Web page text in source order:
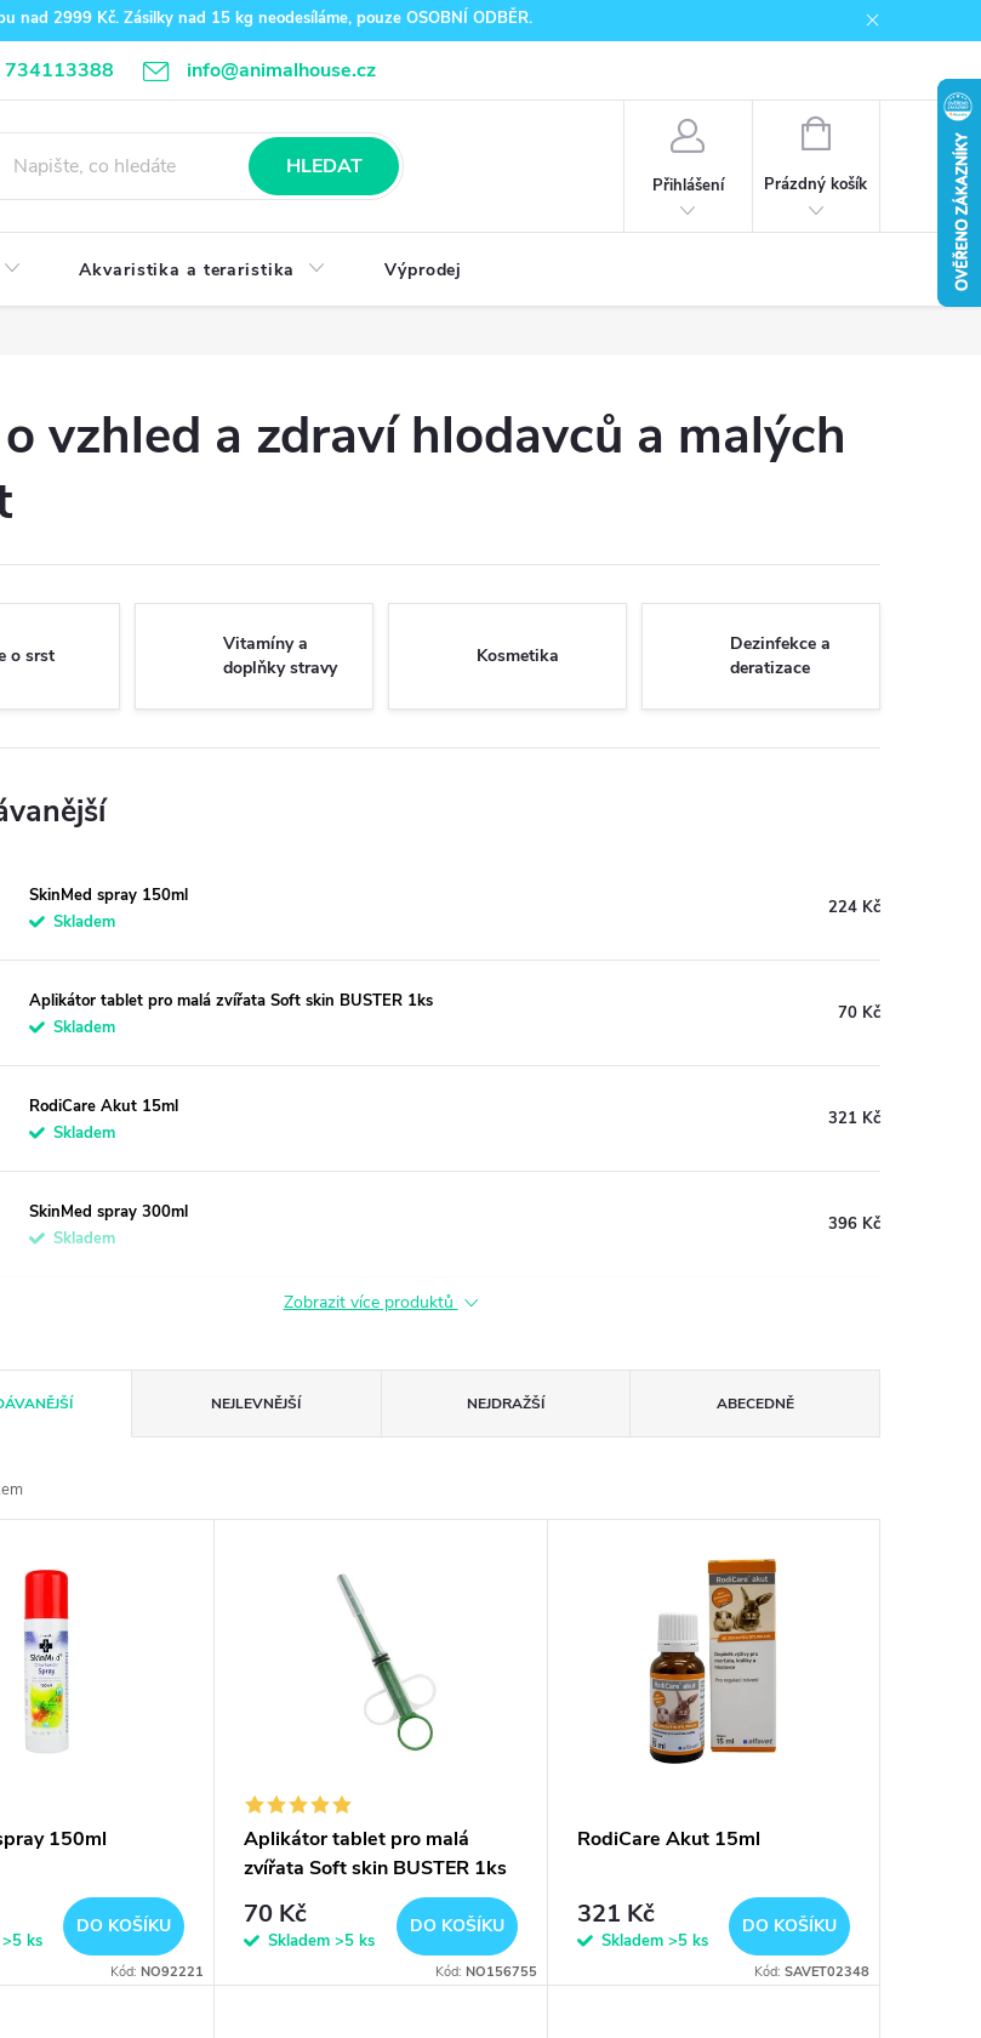
nad 2999 Kč. Zásilky nad 15 kg neodesíláme, pouze OSOBNÍ ODBĚR.
734113388 info@animalhouse.cz
Doprava a platba Kontakty
HLEDAT
Přihlášení
NÁKUPNÍ
Prázdný košík
Akvaristika a teraristika Výprodej
o vzhled a zdraví hlodavců a malých
o srst
Vitamíny a
doplňky stravy
Kosmetika
Dezinfekce a
deratizace
SkinMed spray 150ml
Skladem
224 Kč
Aplikátor tablet pro malá zvířata Soft skin BUSTER 1ks
Skladem
70 Kč
RodiCare Akut 15ml
Skladem
321 Kč
SkinMed spray 300ml
Skladem
396 Kč
Zobrazit více produktů
NEJLEVNĚJŠÍ NEJDRAŽŠÍ ABECEDNĚ
150ml
>5 ks
DO KOŠÍKU
Kód:NO92221
Aplikátor tablet pro malá
zvířata Soft skin BUSTER 1ks
70 Kč
Skladem>5 ks
DO KOŠÍKU
Kód: NO156755
RodiCare Akut 15ml
321 Kč
Skladem >5 ks
DO KOŠÍKU
Kód: SAVET02348